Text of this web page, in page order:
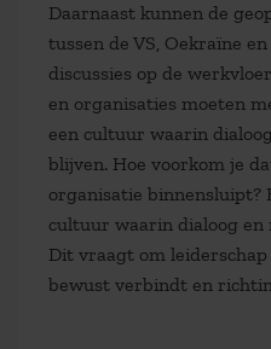
Daarnaast kunnen de
tussen de VS, Oekraïne
discussies op de
en organisaties moeten
een cultuur waarin
blijven. Hoe voorkom je
organisatie binnensluipt?
cultuur waarin dialoog en
Dit vraagt om
bewust verbindt en